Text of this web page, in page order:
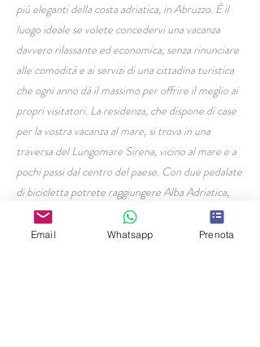
più eleganti della costa adriatica, in Abruzzo. È il
luogo ideale se volete concedervi una vacanza
davvero rilassante ed economica, senza rinunciare
alle comodità e ai servizi di una cittadina turistica
che ogni anno dà il massimo per offrire il meglio ai
propri visitatori. La residenza, che dispone di case
per la vostra vacanza al mare, si trova in una
traversa del Lungomare Sirena, vicino al mare e a
pochi passi dal centro del paese. Con due pedalate
di bicicletta potrete raggiungere Alba Adriatica,
una delle tappe della lunghissima pista ciclabile che
collega Martinsicuro, primo paese sulla costa
Email Whatsapp Prenota